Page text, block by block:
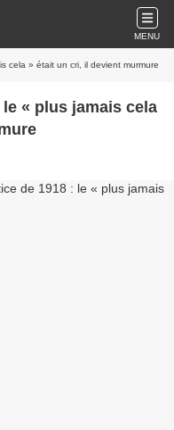
MENU
cela » était un cri, il devient murmure